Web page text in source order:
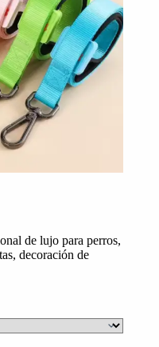
de lujo para perros,
decoración de